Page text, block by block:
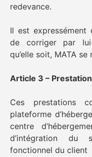
redevance.
Il est expressément
de corriger par
qu’elle soit, MATA
Article 3 –
Ces prestations
plateforme
centre
d’intégration du
fonctionnel du client